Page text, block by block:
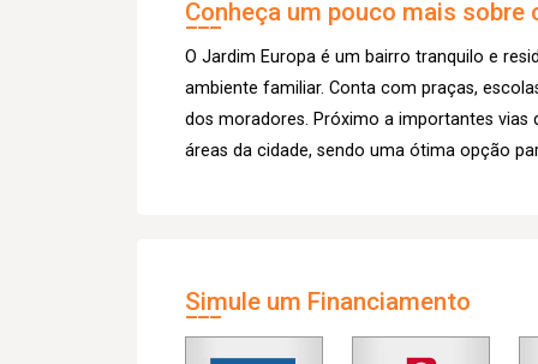
Conheça um pouco mais sobre
O Jardim Europa é um bairro tranquilo e
ambiente familiar. Conta com praças,
dos moradores. Próximo a importantes
áreas da cidade, sendo uma ótima opção
Simule um Financiamento